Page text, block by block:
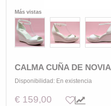
Más vistas
CALMA CUÑA DE NOVIA
Disponibilidad: En existencia
€ 159,00